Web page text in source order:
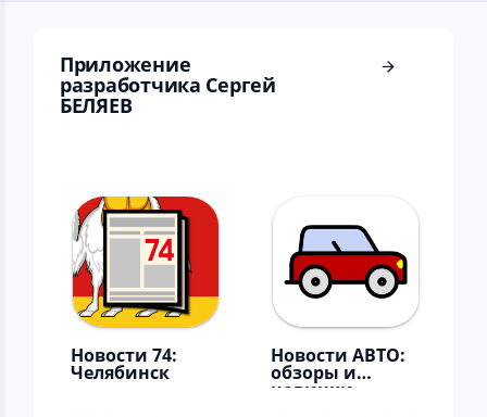
Приложение
разработчика Сергей
БЕЛЯЕВ
Новости 74:
Челябинск
Новости АВТО:
обзоры и
новинки